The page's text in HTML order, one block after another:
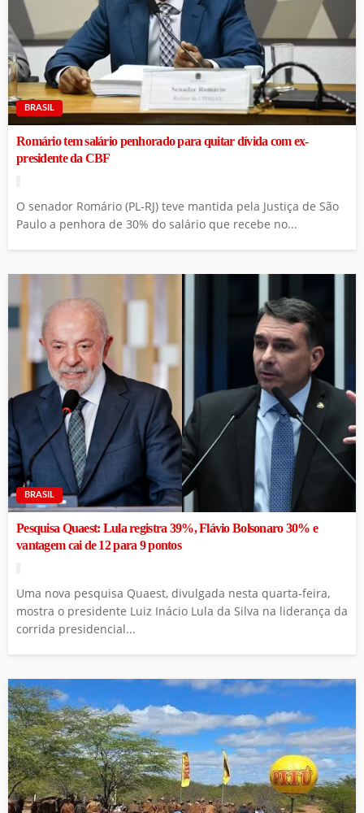
BRASIL
Romário tem salário penhorado para quitar dívida com ex-
presidente da CBF
O senador Romário (PL-RJ) teve mantida pela Justiça de São
Paulo a penhora de 30% do salário que recebe no...
BRASIL
Pesquisa Quaest: Lula registra 39%, Flávio Bolsonaro 30% e
vantagem cai de 12 para 9 pontos
Uma nova pesquisa Quaest, divulgada nesta quarta-feira,
mostra o presidente Luiz Inácio Lula da Silva na liderança da
corrida presidencial...